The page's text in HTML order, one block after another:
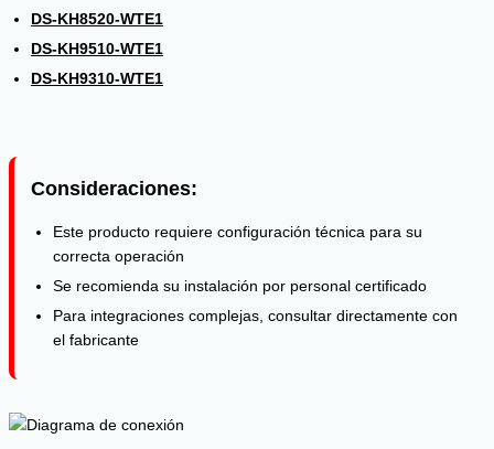
DS-KH8520-WTE1
DS-KH9510-WTE1
DS-KH9310-WTE1
Consideraciones:
Este producto requiere configuración técnica para su
correcta operación
Se recomienda su instalación por personal certificado
Para integraciones complejas, consultar directamente con
el fabricante